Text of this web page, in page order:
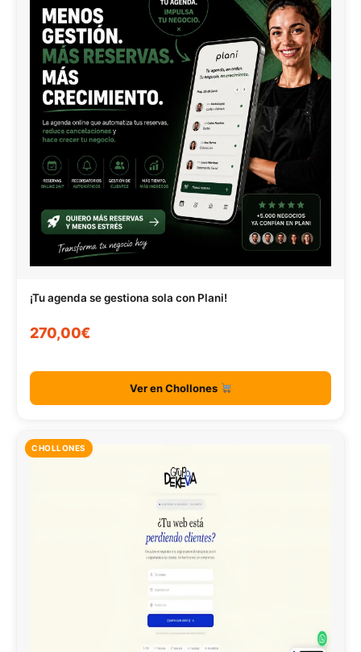
¡Tu agenda se gestiona sola con Plani!
270,00€
Ver en Chollones
CHOLLONES